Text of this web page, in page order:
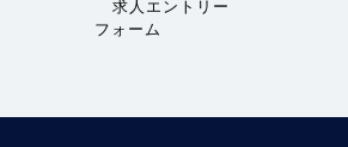
求人エントリー
フォーム